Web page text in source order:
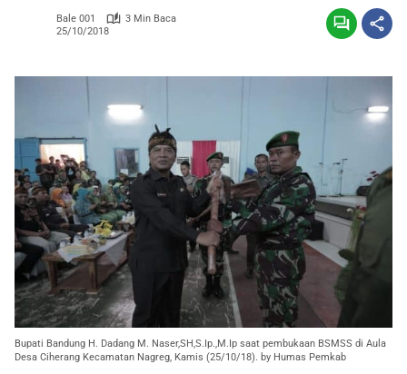
Bale 001
3 Min Baca
25/10/2018
Bupati Bandung H. Dadang M. Naser,SH,S.Ip.,M.Ip saat pembukaan BSMSS di Aula
Desa Ciherang Kecamatan Nagreg, Kamis (25/10/18). by Humas Pemkab